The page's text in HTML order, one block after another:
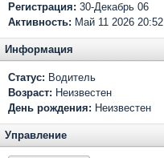
Регистрация: 30-Декабрь 06
Активность: Май 11 2026 20:52
Информация
Статус: Водитель
Возраст: Неизвестен
День рождения: Неизвестен
Управление